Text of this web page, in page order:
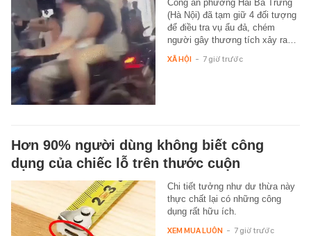
Công an phường Hai Bà Trưng
(Hà Nội) đã tạm giữ 4 đối tượng
để điều tra vụ ẩu đả, chém
người gây thương tích xảy ra…
XÃ HỘI - 7 giờ trước
Hơn 90% người dùng không biết công
dụng của chiếc lỗ trên thước cuộn
Chi tiết tưởng như dư thừa này
thực chất lại có những công
dụng rất hữu ích.
XEM MUA LUÔN - 7 giờ trước